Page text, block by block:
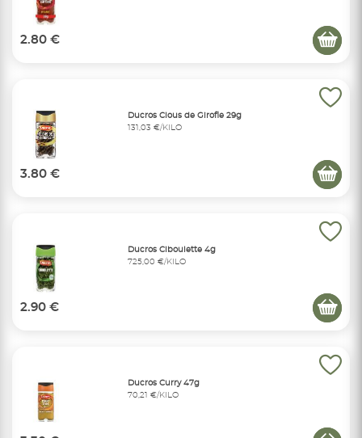
2.80 €
Ducros Clous de Girofle 29g
131,03 €/KILO
3.80 €
Ducros Ciboulette 4g
725,00 €/KILO
2.90 €
Ducros Curry 47g
70,21 €/KILO